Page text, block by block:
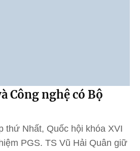
Công nghệ có Bộ
thứ Nhất, Quốc hội khóa XVI
PGS. TS Vũ Hải Quân giữ